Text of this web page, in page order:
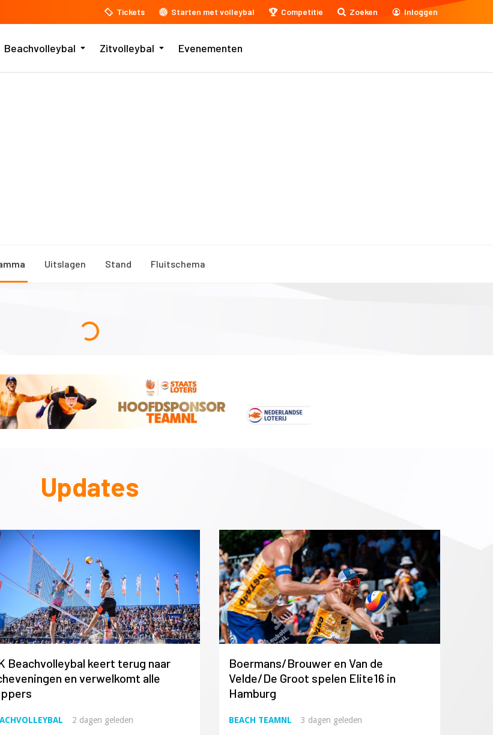
Tickets Starten met volleybal Competitie Zoeken Inloggen
Beachvolleybal Zitvolleybal Evenementen
Uitslagen Stand Fluitschema
Updates
Beachvolleybal keert terug naar
en verwelkomt alle
2 dagen geleden
Boermans/Brouwer en Van de
Velde/De Groot spelen Elite16 in
Hamburg
BEACH TEAMNL 3 dagen geleden